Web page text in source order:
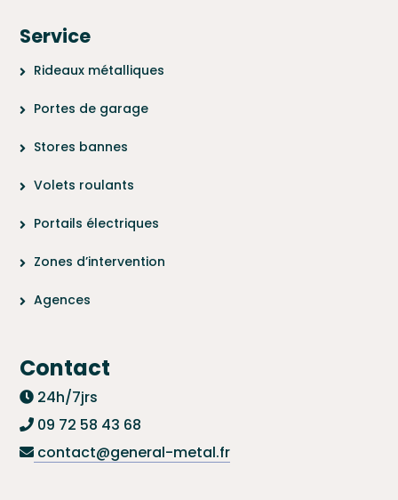
Service
Rideaux métalliques
Portes de garage
Stores bannes
Volets roulants
Portails électriques
Zones d’intervention
Agences
Contact
24h/7jrs
09 72 58 43 68
contact@general-metal.fr